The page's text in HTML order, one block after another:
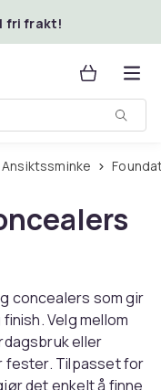
fri frakt!
Ansiktssminke
concealers som gir
Velg mellom
eller
fester. Tilpasset for
det enkelt å finne